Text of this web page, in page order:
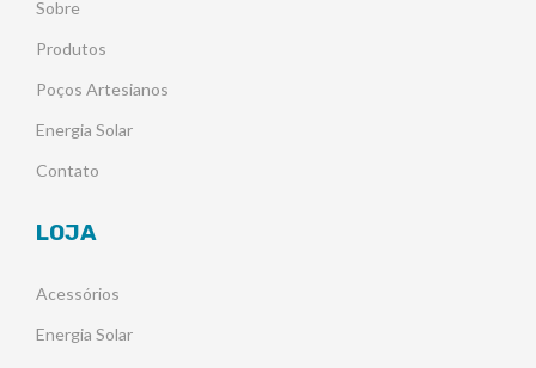
Sobre
Produtos
Poços Artesianos
Energia Solar
Contato
LOJA
Acessórios
Energia Solar